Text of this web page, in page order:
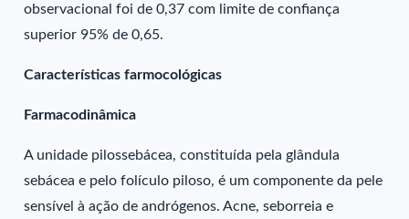
observacional foi de 0,37 com limite de confiança
superior 95% de 0,65.
Características farmocológicas
Farmacodinâmica
A unidade pilossebácea, constituída pela glândula
sebácea e pelo folículo piloso, é um componente da pele
sensível à ação de andrógenos. Acne, seborreia e